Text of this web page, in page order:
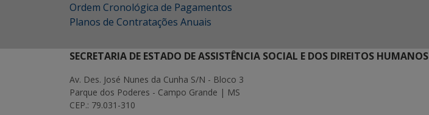
Ordem Cronológica de Pagamentos
Planos de Contratações Anuais
SECRETARIA DE ESTADO DE ASSISTÊNCIA SOCIAL E DOS DIREITOS HUMANOS
Av. Des. José Nunes da Cunha S/N - Bloco 3
Parque dos Poderes - Campo Grande | MS
CEP.: 79.031-310